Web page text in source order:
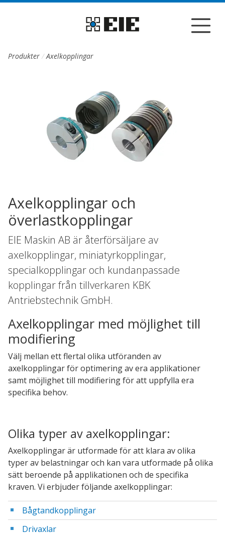
Till sidans huvudinnehåll
Produkter Axelkopplingar
Axelkopplingar och
överlastkopplingar
EIE Maskin AB är återförsäljare av
axelkopplingar, miniatyrkopplingar,
specialkopplingar och kundanpassade
kopplingar från tillverkaren KBK
Antriebstechnik GmbH.
Axelkopplingar med möjlighet till
modifiering
Välj mellan ett flertal olika utföranden av
axelkopplingar för optimering av era applikationer
samt möjlighet till modifiering för att uppfylla era
specifika behov.
Olika typer av axelkopplingar:
Axelkopplingar är utformade för att klara av olika
typer av belastningar och kan vara utformade på olika
sätt beroende på applikationen och de specifika
kraven. Vi erbjuder följande axelkopplingar:
Bågtandkopplingar
Drivaxlar